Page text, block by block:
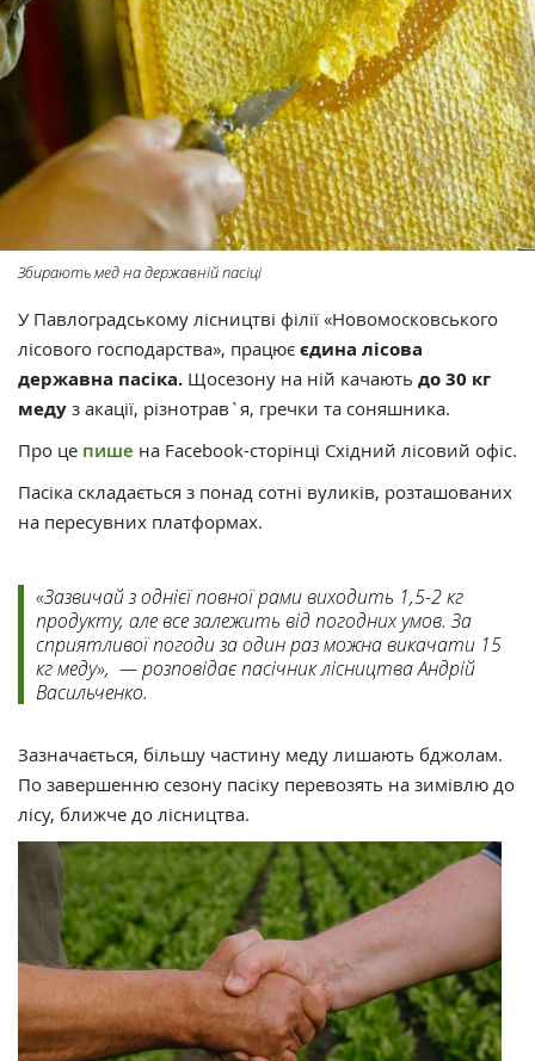
Збирають мед на державній пасіці
У Павлоградському лісництві філії «Новомосковського
лісового господарства», працює єдина лісова
державна пасіка. Щосезону на ній качають до 30 кг
меду з акації, різнотрав`я, гречки та соняшника.
Про це пише на Facebook-сторінці Східний лісовий офіс.
Пасіка складається з понад сотні вуликів, розташованих
на пересувних платформах.
«Зазвичай з однієї повної рами виходить 1,5-2 кг
продукту, але все залежить від погодних умов. За
сприятливої погоди за один раз можна викачати 15
кг меду», — розповідає пасічник лісництва Андрій
Васильченко.
Зазначається, більшу частину меду лишають бджолам.
По завершенню сезону пасіку перевозять на зимівлю до
лісу, ближче до лісництва.